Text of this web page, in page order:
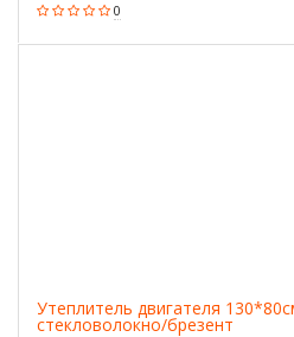
0
Утеплитель двигателя
стекловолокно/брезент